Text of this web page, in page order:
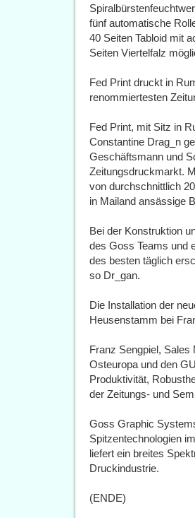
fünf automatische
40 Seiten Tabloid mit
Seiten Viertelfalz
Fed Print druckt in
renommiertesten
Fed Print, mit Sitz in
Constantine Drag_n
Geschäftsmann und
Zeitungsdruckmarkt.
von durchschnittlich
in Mailand ansässige
Bei der Konstruktion
des Goss Teams und
des besten täglich
so Dr_gan.
Die Installation der
Heusenstamm bei
Franz Sengpiel, Sales
Osteuropa und den
Produktivität,
der Zeitungs- und
Goss Graphic
Spitzentechnologien
liefert ein breites
Druckindustrie.
(ENDE)